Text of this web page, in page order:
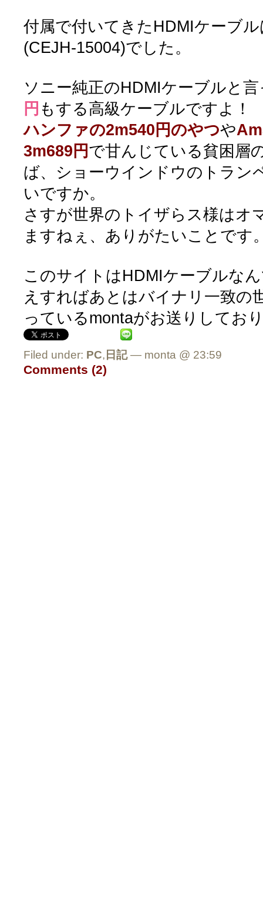
付属で付いてきたHDMIケーブ
(CEJH-15004)でした。
ソニー純正のHDMIケーブルと
円 もする高級ケーブルですよ！
ハンファの2m540円のやつや
3m689円で甘んじている貧困層
ば、ショーウインドウのトラン
いですか。
さすが世界のトイザらス様はオ
ますねぇ、ありがたいことです
このサイトはHDMIケーブルな
えすればあとはバイナリ一致の
っているmontaがお送りしてお
Filed under: PC, 日記— monta @ 23:59
Comments (2)